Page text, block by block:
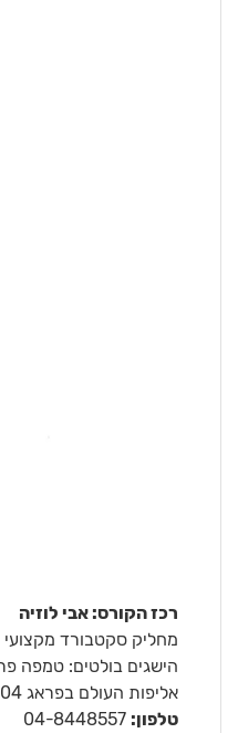
רכז הקורס: אבי לוזיה
מחליק סקטבורד מקצועי מאז
אליפות העולם בפראג 2004 מקום חמישי, אליפות אירופה ״גלוב״ 2004 בלגיה מקום ראשון, מדורג במקום ה-12בדרג העולמי ב-2005.
טלפון: